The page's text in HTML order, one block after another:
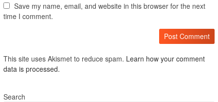
Save my name, email, and website in this browser for the next
time I comment.
This site uses Akismet to reduce spam. Learn how your comment
data is processed.
Search